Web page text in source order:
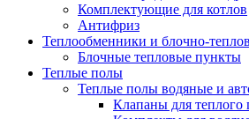
Комплектующие для котлов
Антифриз
Теплообменники и блочно-
Блочные тепловые пункты
Теплые полы
Теплые полы водяные и
Клапаны для теплого